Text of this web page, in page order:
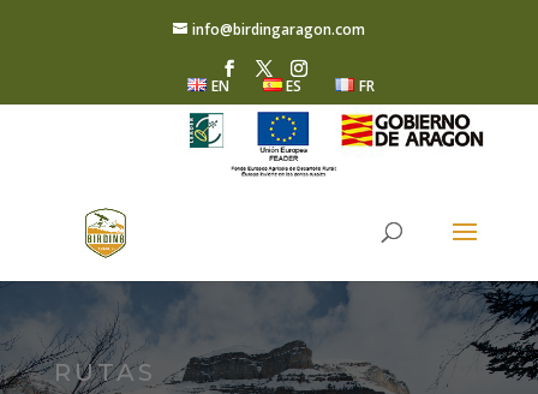
info@birdingaragon.com
EN ES FR
RUTAS